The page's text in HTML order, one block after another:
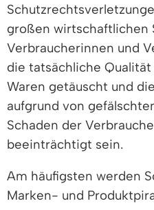
großen wirtschaftlichen
Verbraucherinnen und
die tatsächliche
Waren getäuscht und
aufgrund von
Schaden der
beeinträchtigt sein.
Am häufigsten werden
Marken- und